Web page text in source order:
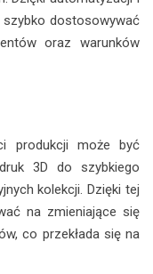
dostosowywać
oraz warunków
produkcji może być
3D do szybkiego
kolekcji. Dzięki tej
na zmieniające się
co przekłada się na